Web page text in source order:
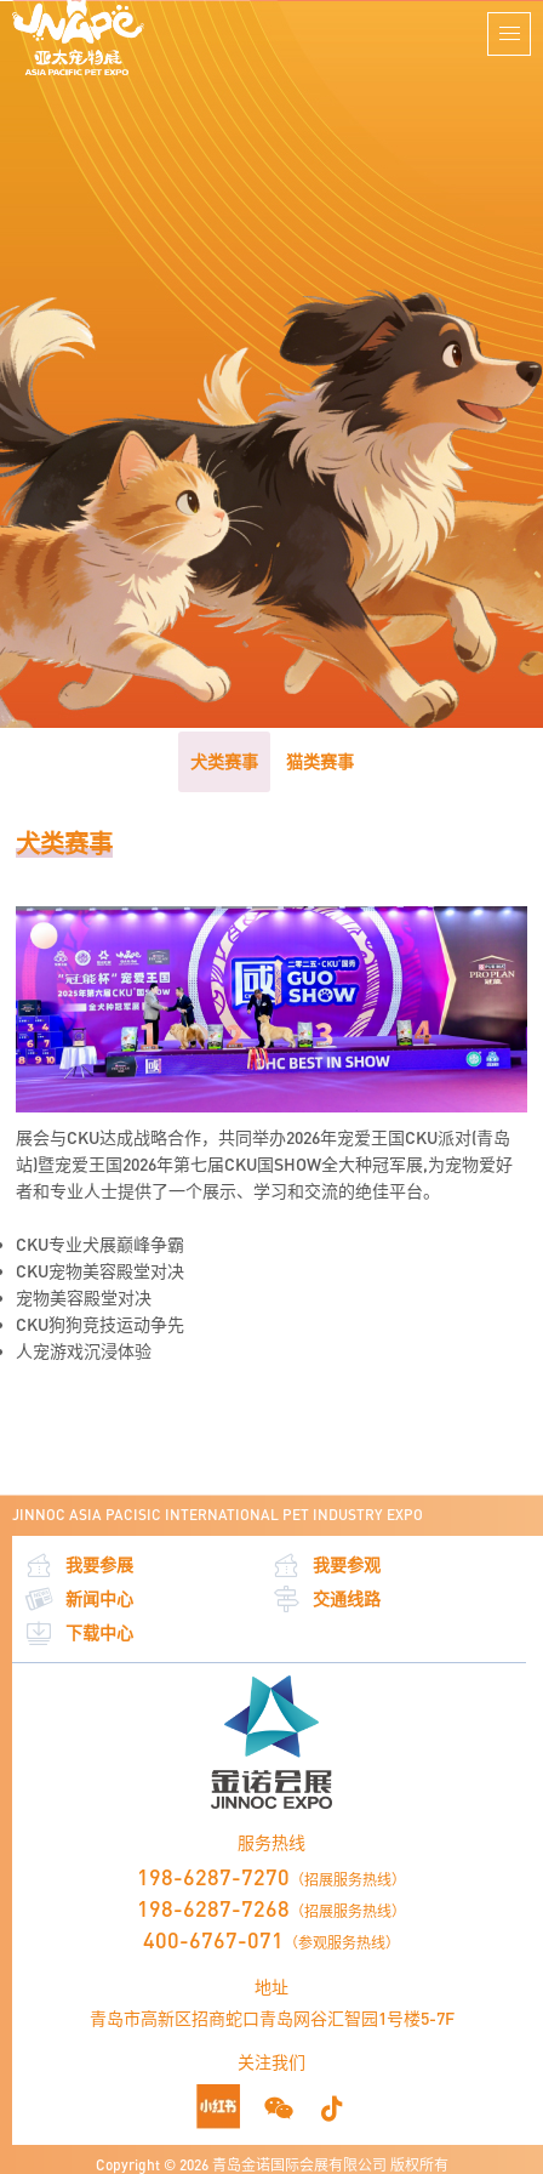
犬类赛事 猫类赛事
犬类赛事
展会与CKU达成战略合作，共同举办2026年宠爱王国CKU派对(青岛
站)暨宠爱王国2026年第七届CKU国SHOW全大种冠军展,为宠物爱好
者和专业人士提供了一个展示、学习和交流的绝佳平台。
CKU专业犬展巅峰争霸
CKU宠物美容殿堂对决
宠物美容殿堂对决
CKU狗狗竞技运动争先
人宠游戏沉浸体验
JINNOC ASIA PACISIC INTERNATIONAL PET INDUSTRY EXPO
我要参展
我要参观
新闻中心
交通线路
下载中心
服务热线
198-6287-7270 （招展服务热线）
198-6287-7268 （招展服务热线）
400-6767-071 （参观服务热线）
地址
青岛市高新区招商蛇口青岛网谷汇智园1号楼5-7F
关注我们
Copyright © 2026青岛金诺国际会展有限公司 版权所有